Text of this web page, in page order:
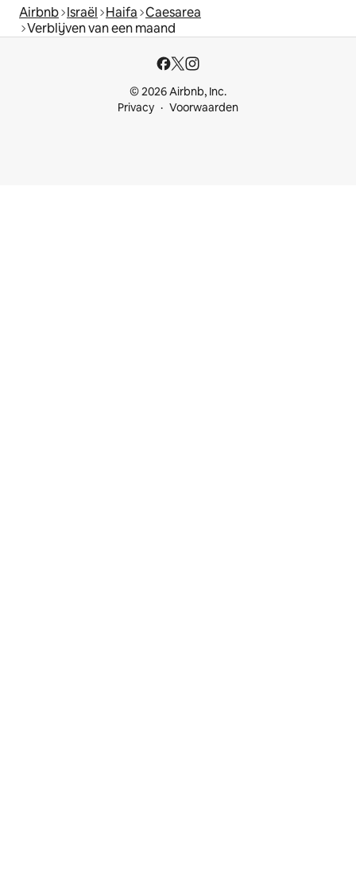
Airbnb Israël Haifa Caesarea
Verblijven van een maand
© 2026 Airbnb, Inc.
Privacy
Voorwaarden